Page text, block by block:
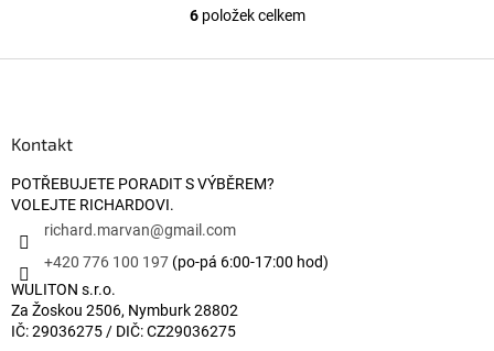
Ovládací prvky výpisu
6položek celkem
Kontakt
POTŘEBUJETE PORADIT S VÝBĚREM?
VOLEJTE RICHARDOVI.
richard.marvan@gmail.com
+420 776 100 197 (po-pá 6:00-17:00 hod)
WULITON s.r.o.
Za Žoskou 2506, Nymburk 28802
IČ: 29036275 / DIČ: CZ29036275